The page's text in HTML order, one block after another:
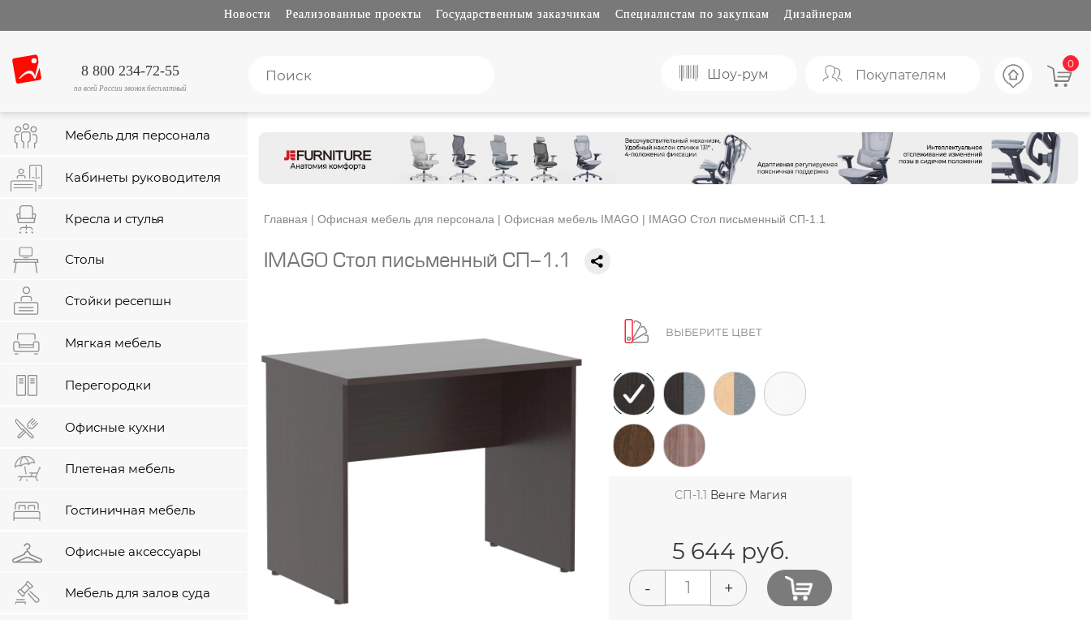
Новости Реализованные проекты Государственным заказчикам Специалистам по закупкам Дизайнерам
8 800 234-72-55
по всей России звонок бесплатный
0
Покупателям
Шоу-рум
Главная | Офисная мебель для персонала | Офисная мебель IMAGO | IMAGO Стол письменный СП-1.1
IMAGO Стол письменный СП-1.1
ВЫБЕРИТЕ ЦВЕТ
СП-1.1 Венге Магия
5 644 руб.
- +
Мебель для персонала
Кабинеты руководителя
Кресла и стулья
Столы
Стойки ресепшн
Мягкая мебель
Перегородки
Офисные кухни
Плетеная мебель
Гостиничная мебель
Офисные аксессуары
Мебель для залов суда